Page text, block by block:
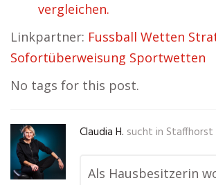
vergleichen.
Linkpartner: Fussball Wetten
Sofortüberweisung Sportwetten
No tags for this post.
Claudia H. sucht in Staffhorst
Als Hausbesitzerin